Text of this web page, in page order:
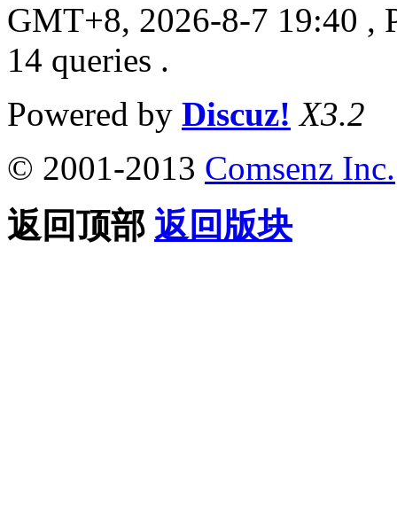
GMT+8, 2026-8-7 19:40 ,
14 queries .
Powered by Discuz! X3.2
© 2001-2013 Comsenz Inc.
返回顶部 返回版块